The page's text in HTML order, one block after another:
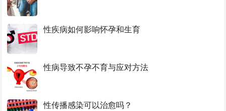
性疾病如何影响怀孕和生育
性病导致不孕不育与应对方法
性传播感染可以治愈吗？